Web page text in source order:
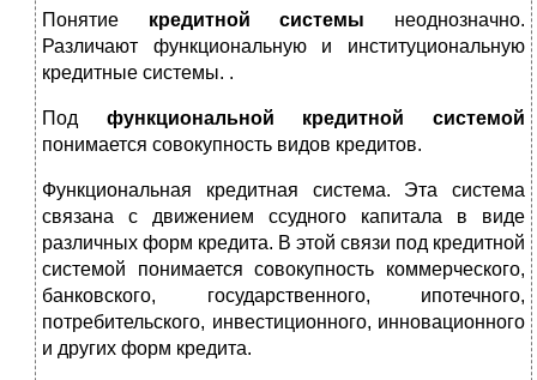
Понятие кредитной системы неоднозначно.
Различают функциональную и институциональную
кредитные системы. .
Под функциональной кредитной
системой
понимается совокупность видов кредитов.
Функциональная кредитная система. Эта система
связана с движением ссудного капитала в виде
различных форм кредита. В этой связи под кредитной
системой понимается совокупность коммерческого,
банковского, государственного, ипотечного,
потребительского, инвестиционного, инновационного
и других форм кредита.